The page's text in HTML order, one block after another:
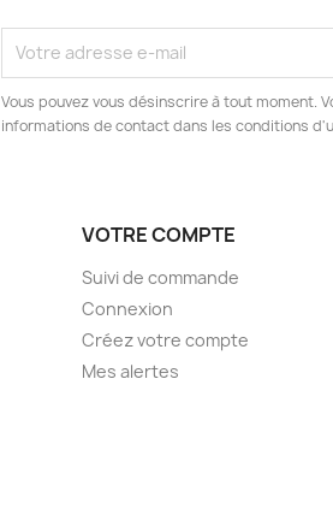
Vous pouvez vous désinscrire à tout moment.
informations de contact dans les conditions
VOTRE COMPTE
Suivi de commande
Connexion
Créez votre compte
Mes alertes